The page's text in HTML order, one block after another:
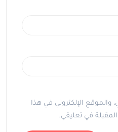
والموقع الإلكتروني في هذا
في تعليقي.